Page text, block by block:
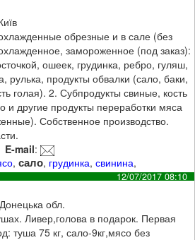
обрезные и в сале (без
замороженное (под заказ):
ошеек, грудинка, ребро, гуляш,
рулька, продукты обвалки (сало, баки,
голая). 2. Субпродукты свиные, кость
и другие продукты переработки мяса
Собственное производство.
E-mail:
,сало, грудинка,свинина,
12/07/2017 08:10
обл.
Ливер,голова в подарок. Первая
туша 75 кг, сало-9кг,мясо без